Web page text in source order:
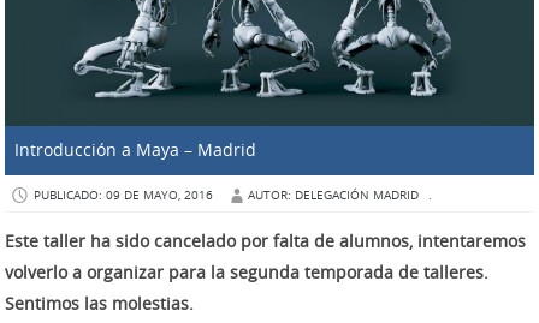
Introducción a Maya – Madrid
PUBLICADO: 09 DE MAYO, 2016 AUTOR: DELEGACIÓN MADRID .
Este taller ha sido cancelado por falta de alumnos, intentaremos
volverlo a organizar para la segunda temporada de talleres.
Sentimos las molestias.